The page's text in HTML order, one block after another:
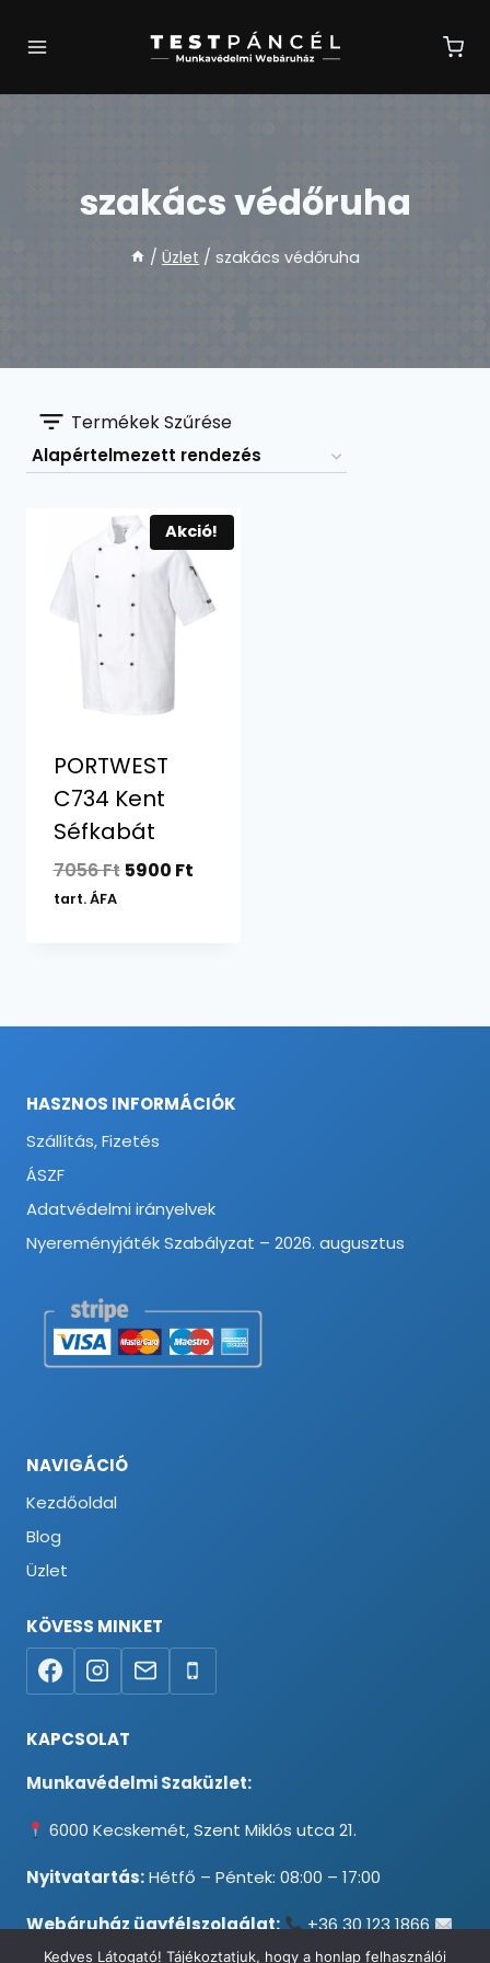
szakács védőruha
/ Üzlet / szakács védőruha
Termékek Szűrése
Akció!
PORTWEST
C734 Kent
Séfkabát
7056Ft Original
5900 FtCurrent
tart. ÁFA
HASZNOS INFORMÁCIÓK
Szállítás, Fizetés
ÁSZF
Adatvédelmi irányelvek
Nyereményjáték Szabályzat – 2026. augusztus
NAVIGÁCIÓ
Kezdőoldal
Blog
Üzlet
KÖVESS MINKET
KAPCSOLAT
Munkavédelmi Szaküzlet:
6000 Kecskemét, Szent Miklós utca 21.
Nyitvatartás:Hétfő – Péntek: 08:00 – 17:00
Webáruház ügyfélszolgálat:
+36 30 123 1866
info@testpancel.hu
Kedves Látogató! Tájékoztatjuk, hogy a honlap felhasználói